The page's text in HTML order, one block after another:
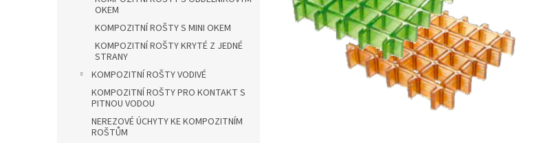
OKEM
KOMPOZITNÍ ROŠTY S MINI OKEM
KOMPOZITNÍ ROŠTY KRYTÉ Z JEDNÉ
STRANY
KOMPOZITNÍ ROŠTY VODIVÉ
KOMPOZITNÍ ROŠTY PRO KONTAKT S
PITNOU VODOU
NEREZOVÉ ÚCHYTY KE KOMPOZITNÍM
ROŠTŮM